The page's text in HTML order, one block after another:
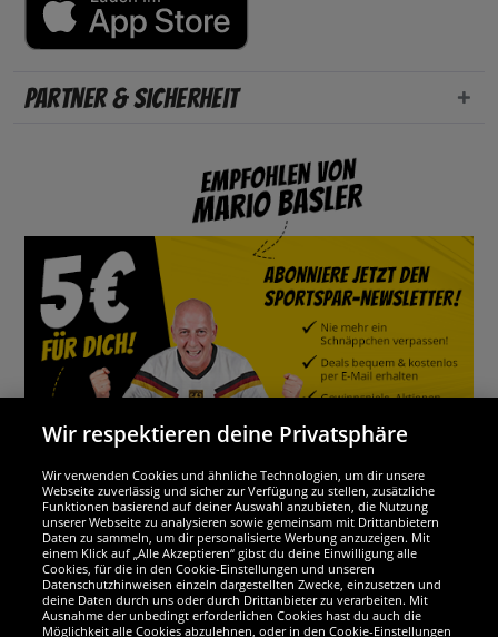
Partner & Sicherheit
Wir sind ausgezeichnet
Wir respektieren deine Privatsphäre
Wir verwenden Cookies und ähnliche Technologien, um dir unsere
Webseite zuverlässig und sicher zur Verfügung zu stellen, zusätzliche
Funktionen basierend auf deiner Auswahl anzubieten, die Nutzung
unserer Webseite zu analysieren sowie gemeinsam mit Drittanbietern
Daten zu sammeln, um dir personalisierte Werbung anzuzeigen. Mit
einem Klick auf „Alle Akzeptieren“ gibst du deine Einwilligung alle
Cookies, für die in den Cookie-Einstellungen und unseren
Datenschutzhinweisen einzeln dargestellten Zwecke, einzusetzen und
deine Daten durch uns oder durch Drittanbieter zu verarbeiten. Mit
Ausnahme der unbedingt erforderlichen Cookies hast du auch die
Möglichkeit alle Cookies abzulehnen, oder in den Cookie-Einstellungen